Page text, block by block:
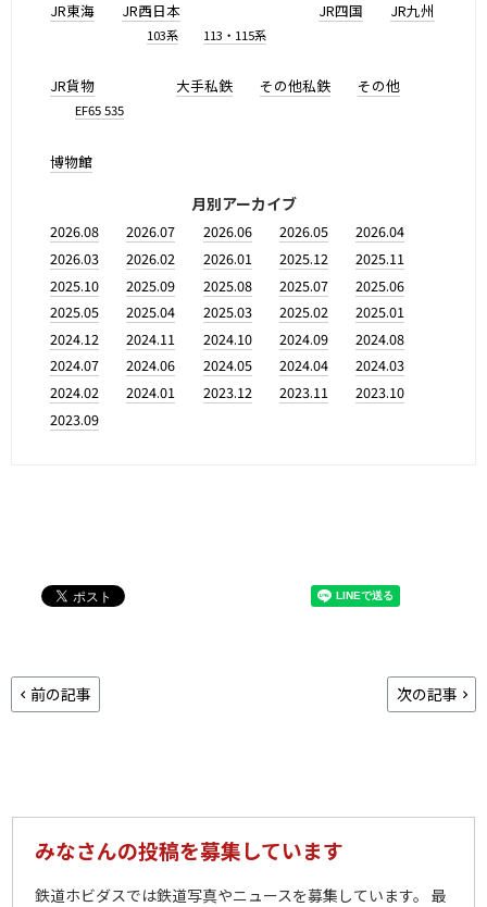
JR東海 JR西日本
103系 113・115系
JR四国 JR九州
JR貨物
EF65 535
大手私鉄 その他私鉄 その他
博物館
月別アーカイブ
2026.08 2026.07 2026.06 2026.05
2026.04
2026.03
2026.02 2026.01 2025.12
2025.11
2025.10
2025.09 2025.08 2025.07
2025.06
2025.05
2025.04 2025.03 2025.02
2025.01
2024.12
2024.11 2024.10 2024.09
2024.08
2024.07
2024.06 2024.05 2024.04
2024.03
2024.02
2024.01 2023.12 2023.11
2023.10
2023.09
前の記事 次の記事
みなさんの投稿を募集しています
鉄道ホビダスでは鉄道写真やニュースを募集しています。 最